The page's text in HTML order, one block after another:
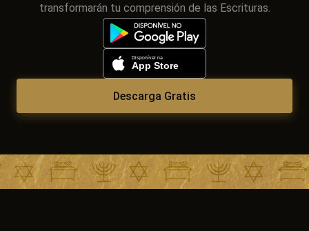
transformarán tu comprensión de las Escrituras.
Descarga Gratis